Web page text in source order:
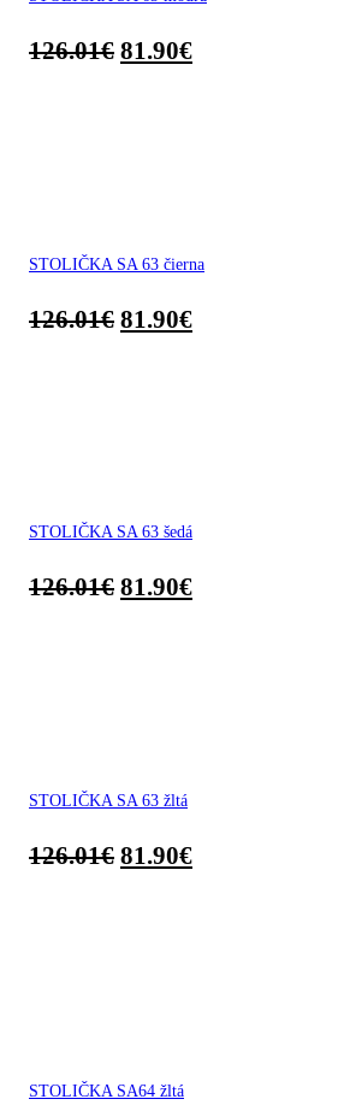
126.01€ 81.90€
STOLIČKA SA 63 čierna
126.01€ 81.90€
STOLIČKA SA 63 šedá
126.01€ 81.90€
STOLIČKA SA 63 žltá
126.01€ 81.90€
STOLIČKA SA64 žltá